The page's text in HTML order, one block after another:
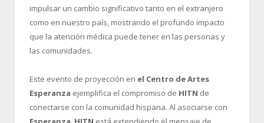
impulsar un cambio significativo tanto en el extranjero
como en nuestro país, mostrando el profundo impacto
que la atención médica puede tener en las personas y
las comunidades.
Este evento de proyección en el Centro de Artes
Esperanza ejemplifica el compromiso de HITN de
conectarse con la comunidad hispana. Al asociarse con